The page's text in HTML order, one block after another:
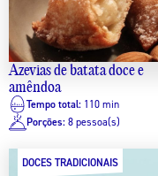
Azevias de batata doce e
amêndoa
Tempo total: 110 min
Porções: 8 pessoa(s)
DOCES TRADICIONAIS